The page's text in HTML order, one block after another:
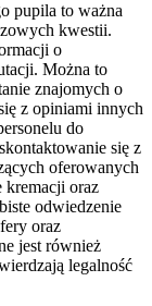
pupila to ważna
kwestii.
o
Można to
znajomych o
z opiniami innych
do
się z
oferowanych
kremacji oraz
odwiedzenie
oraz
jest również
legalność